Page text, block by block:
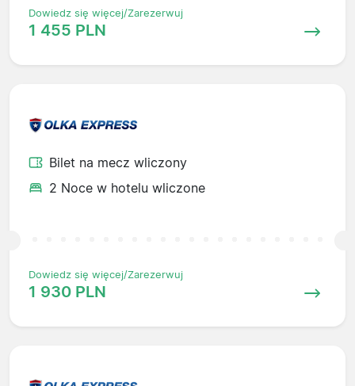
Dowiedz się więcej/Zarezerwuj
1 455 PLN
Bilet na mecz wliczony
2 Noce w hotelu wliczone
Dowiedz się więcej/Zarezerwuj
1 930 PLN